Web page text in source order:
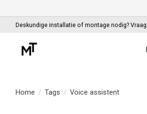
Deskundige installatie of montage nodig?
Home / Tags / Voice assistent